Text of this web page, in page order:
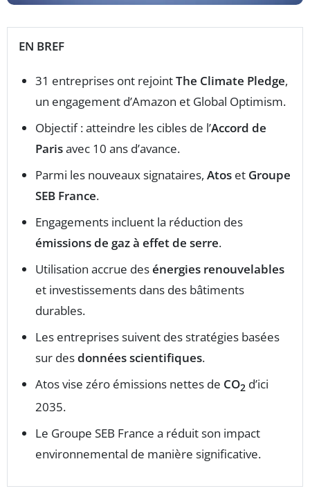
EN BREF
31 entreprises ont rejointThe Climate Pledge,
un engagement d’Amazon et Global Optimism.
Objectif : atteindre les cibles de l’Accord de
Parisavec 10 ans d’avance.
Parmi les nouveaux signataires, Atos et Groupe
SEB France.
Engagements incluent la réduction des
émissions de gaz à effet de serre.
Utilisation accrue desénergies renouvelables
et investissements dans des bâtiments
durables.
Les entreprises suivent des stratégies basées
sur desdonnées scientifiques.
Atos vise zéro émissions nettes de CO2 d’ici
2035.
Le Groupe SEB France a réduit son impact
environnemental de manière significative.